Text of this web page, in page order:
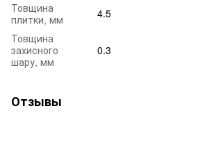
Товщина
плитки, мм
4.5
Товщина
захисного
шару, мм
0.3
Отзывы